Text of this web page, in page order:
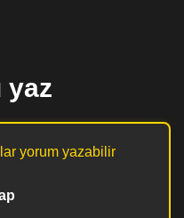
yaz
yorum yazabilir